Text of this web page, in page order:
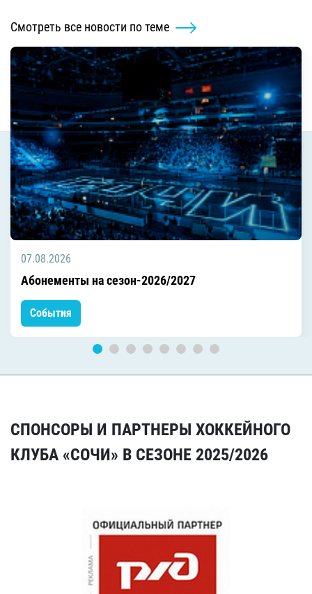
Смотреть все новости по теме
07.08.2026
Абонементы на сезон-2026/2027
События
СПОНСОРЫ И ПАРТНЕРЫ ХОККЕЙНОГО
КЛУБА «СОЧИ» В СЕЗОНЕ 2025/2026